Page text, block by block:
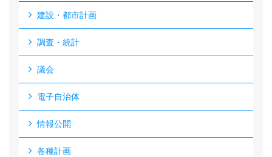
建設・都市計画
調査・統計
議会
電子自治体
情報公開
各種計画